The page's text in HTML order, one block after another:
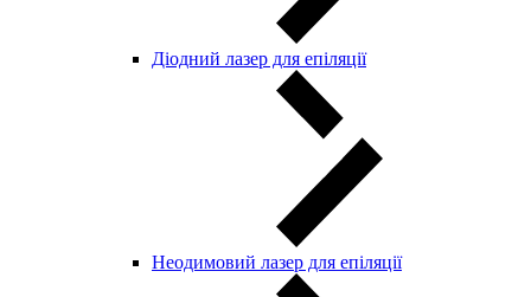
Діодний лазер для епіляції
Неодимовий лазер для епіляції